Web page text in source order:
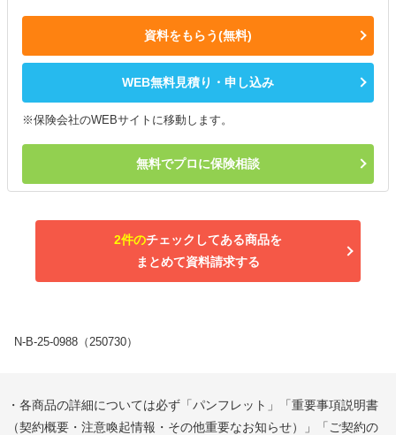
資料をもらう(無料)
WEB無料見積り・申し込み
※保険会社のWEBサイトに移動します。
無料でプロに保険相談
2件のチェックしてある商品を
まとめて資料請求する
N-B-25-0988（250730）
・各商品の詳細については必ず「パンフレット」「重要事項説明書
（契約概要・注意喚起情報・その他重要なお知らせ）」「ご契約の